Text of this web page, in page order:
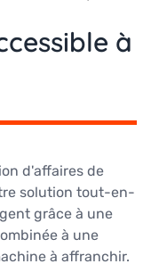
à
d'affaires de
solution tout-en-
grâce à une
à une
à affranchir.